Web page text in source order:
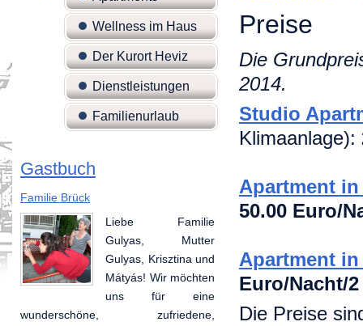
Wellness im Haus
Der Kurort Heviz
Dienstleistungen
Familienurlaub
Gastbuch
Familie Brück
Liebe Familie
Gulyas, Mutter
Gulyas, Krisztina und
Mátyás! Wir möchten
uns für eine
wunderschöne, zufriedene,
Annabell und Marc
Vielen Dank für die
schöne Zeit die wir
hier vorbringen
durften. Es hat Spaß
gemacht Ungarn
kennenzulernen im so freundlicher
Preise
Die
2014.
Studio
Klimaanlage):
Apartment
50.00 Euro/
Apartment
Euro/Nacht/
Die Preise